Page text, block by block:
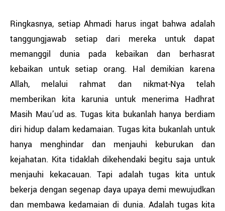
Ringkasnya, setiap Ahmadi harus ingat bahwa adalah
tanggungjawab setiap dari mereka untuk dapat
memanggil dunia pada kebaikan dan berhasrat
kebaikan untuk setiap orang. Hal demikian karena
Allah, melalui rahmat dan nikmat-Nya telah
memberikan kita karunia untuk menerima Hadhrat
Masih Mau’ud as. Tugas kita bukanlah hanya berdiam
diri hidup dalam kedamaian. Tugas kita bukanlah untuk
hanya menghindar dan menjauhi keburukan dan
kejahatan. Kita tidaklah dikehendaki begitu saja untuk
menjauhi kekacauan. Tapi adalah tugas kita untuk
bekerja dengan segenap daya upaya demi mewujudkan
dan membawa kedamaian di dunia. Adalah tugas kita